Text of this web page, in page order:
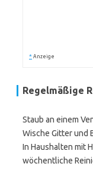
* Anzeige
Regelmäßige
Staub an einem
Wische Gitter und
In Haushalten mit
wöchentliche